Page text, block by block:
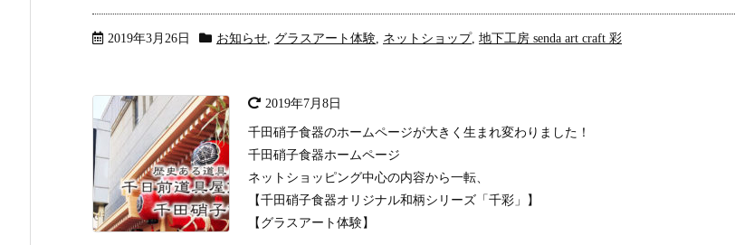
2019年3月26日 お知らせ, グラスアート体験, ネットショップ, 地下工房 senda art craft 彩
2019年7月8日
千田硝子食器のホームページが大きく生まれ変わりました！
千田硝子食器ホームページ
ネットショッピング中心の内容から一転、
【千田硝子食器オリジナル和柄シリーズ「千彩」】
【グラスアート体験】